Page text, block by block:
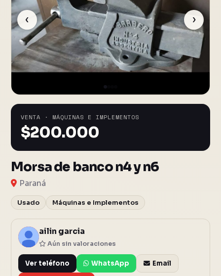
‹ ›
VENTA · MÁQUINAS E IMPLEMENTOS
$200.000
Morsa de banco n4 y n6
Paraná
Usado Máquinas e Implementos
A
ailin garcia
Aún sin valoraciones
Ver teléfono WhatsApp Email